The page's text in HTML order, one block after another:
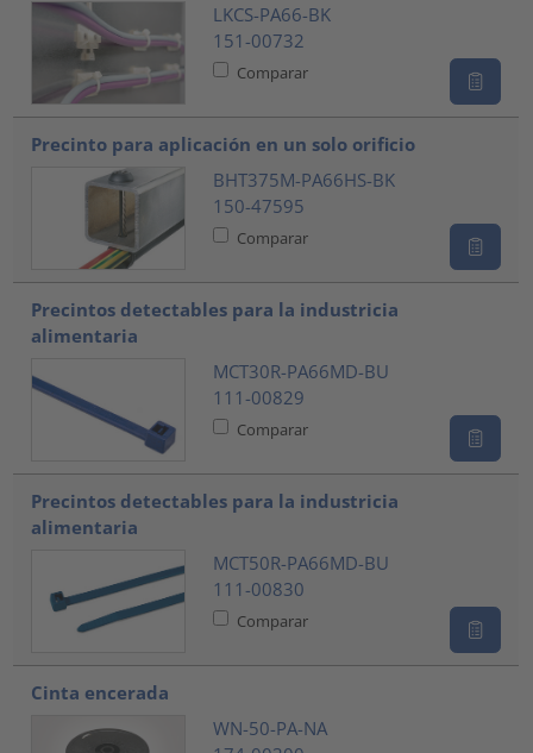
LKCS-PA66-BK
151-00732
Comparar
Precinto para aplicación en un solo orificio
BHT375M-PA66HS-BK
150-47595
Comparar
Precintos detectables para la industricia
alimentaria
MCT30R-PA66MD-BU
111-00829
Comparar
Precintos detectables para la industricia
alimentaria
MCT50R-PA66MD-BU
111-00830
Comparar
Cinta encerada
WN-50-PA-NA